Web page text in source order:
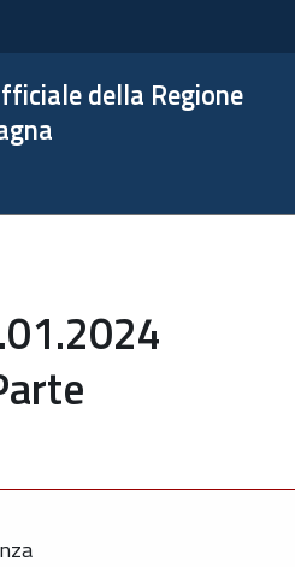
della Regione